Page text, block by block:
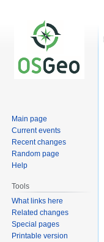
Main page
Current events
Recent changes
Random page
Help
Tools
What links here
Related changes
Special pages
Printable version